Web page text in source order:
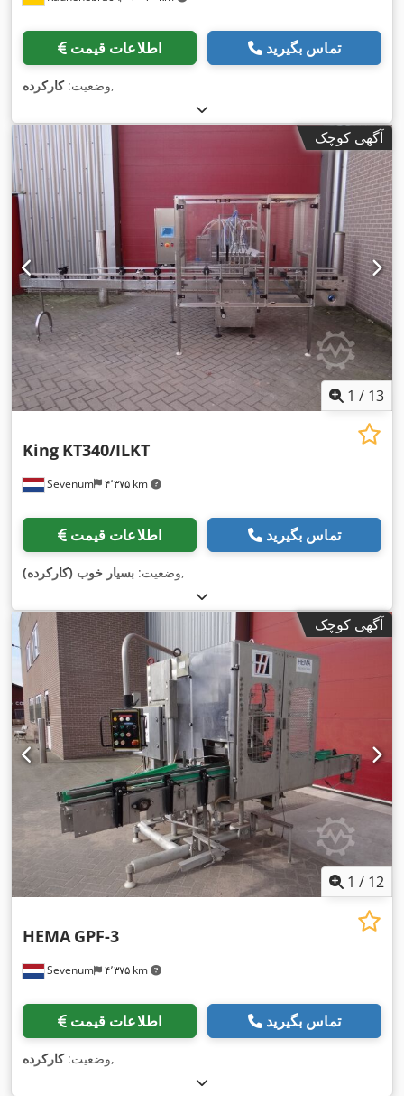
اطلاعات قیمت تماس بگیرید
وضعیت:کارکرده ,
آگهی کوچک
1 / 13
Sevenum ۴٬۳۷۵ km
King KT340/ILKT
اطلاعات قیمت تماس بگیرید
وضعیت: بسیار خوب (کارکرده) ,
آگهی کوچک
1 / 12
Sevenum ۴٬۳۷۵ km
HEMA GPF-3
اطلاعات قیمت تماس بگیرید
وضعیت:کارکرده ,